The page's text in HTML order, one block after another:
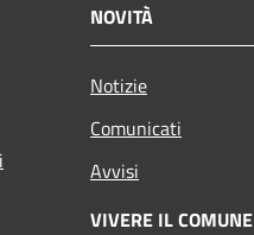
NOVITÀ
Notizie
Comunicati
Avvisi
VIVERE IL COMUNE